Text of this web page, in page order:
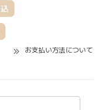
お支払い方法について